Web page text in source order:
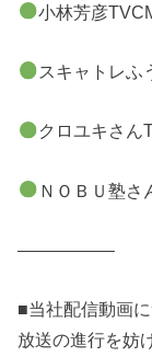
小林芳彦
スキャトレふ
クロユキさん
ＮＯＢＵ塾さ
—————–
■当社配信動画
放送の進行を妨